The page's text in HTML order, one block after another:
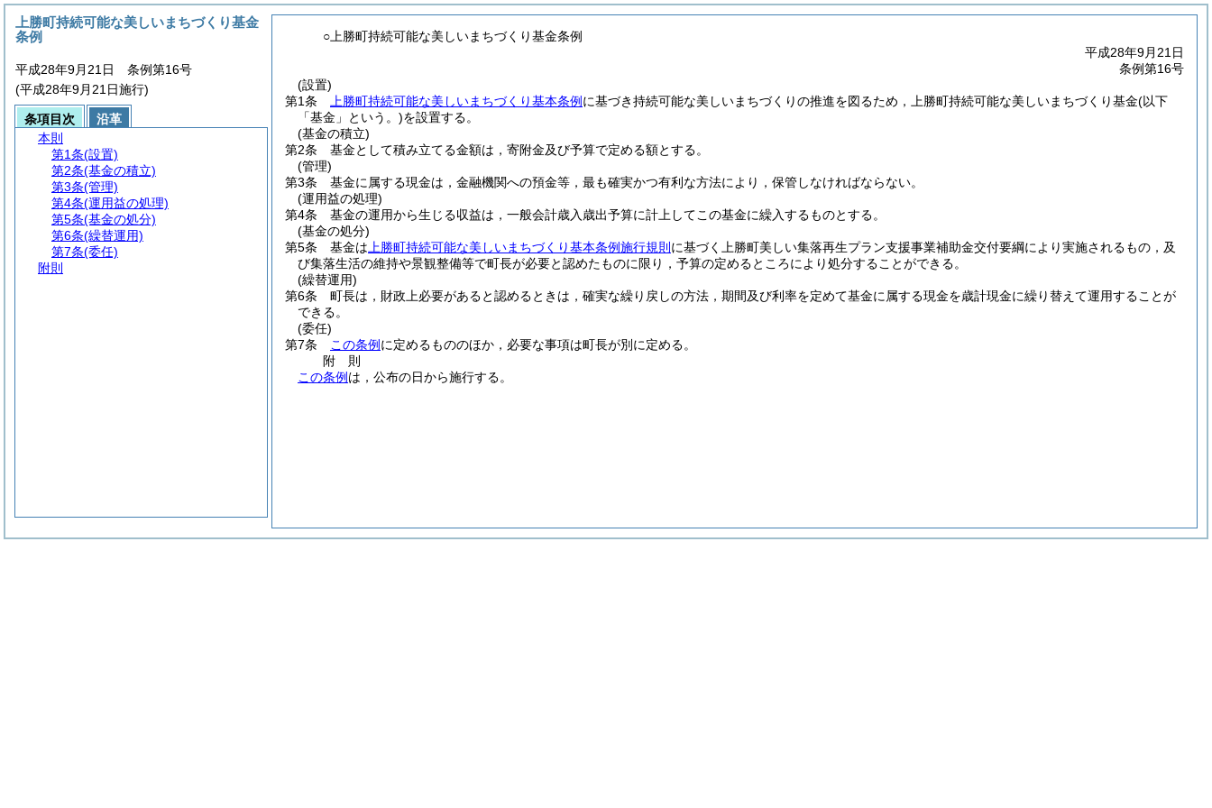
○上勝町持続可能な美しいまちづくり基金条例
平成28年9月21日
条例第16号
(設置)
第1条
上勝町持続可能な美しいまちづくり基本条例 に基づき持続可能な美しいまちづくりの推進を図るため，上勝町持続可能な美しいまちづくり基金(以下
「基金」という。)を設置する。
(基金の積立)
第2条
基金として積み立てる金額は，寄附金及び予算で定める額とする。
(管理)
第3条
基金に属する現金は，金融機関への預金等，最も確実かつ有利な方法により，保管しなければならない。
(運用益の処理)
第4条
基金の運用から生じる収益は，一般会計歳入歳出予算に計上してこの基金に繰入するものとする。
(基金の処分)
第5条
基金は 上勝町持続可能な美しいまちづくり基本条例施行規則 に基づく上勝町美しい集落再生プラン支援事業補助金交付要綱により実施されるもの，及
び集落生活の維持や景観整備等で町長が必要と認めたものに限り，予算の定めるところにより処分することができる。
(繰替運用)
第6条
町長は，財政上必要があると認めるときは，確実な繰り戻しの方法，期間及び利率を定めて基金に属する現金を歳計現金に繰り替えて運用することが
できる。
(委任)
第7条
この条例 に定めるもののほか，必要な事項は町長が別に定める。
附 則
この条例 は，公布の日から施行する。
上勝町持続可能な美しいまちづくり基金
条例
平成28年9月21日 条例第16号
(平成28年9月21日施行)
条項目次
沿革
本則
第1条(設置)
第2条(基金の積立)
第3条(管理)
第4条(運用益の処理)
第5条(基金の処分)
第6条(繰替運用)
第7条(委任)
附則